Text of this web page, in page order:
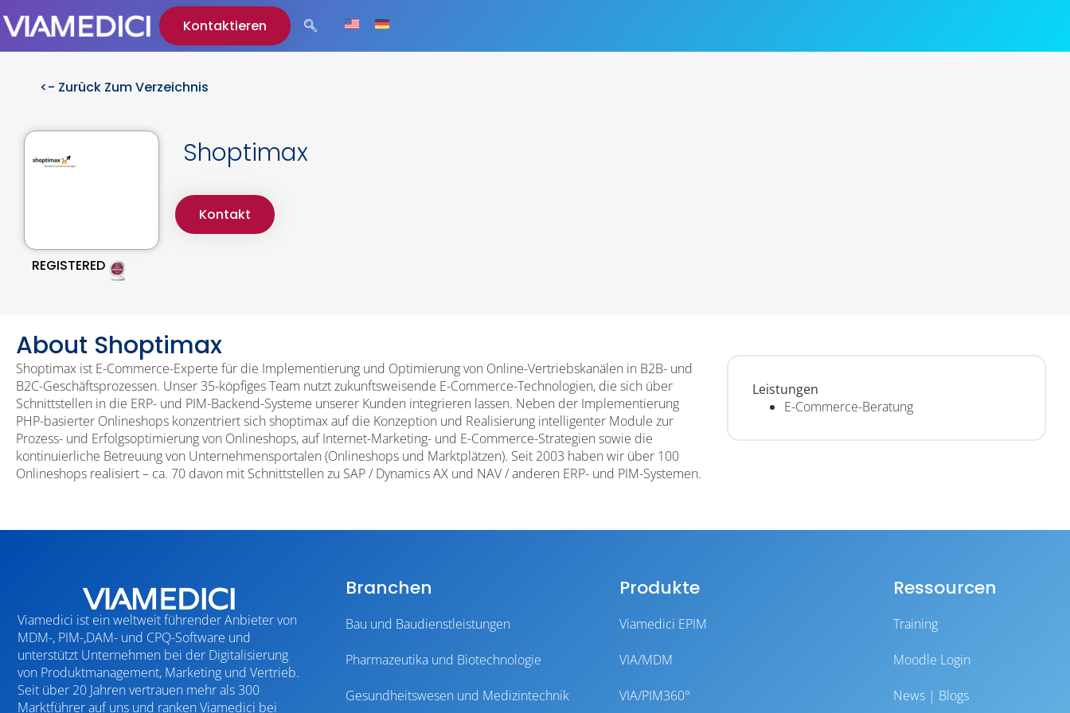
Kontaktieren
<- Zurück Zum Verzeichnis
REGISTERED
Shoptimax
Kontakt
About Shoptimax
Shoptimax ist E-Commerce-Experte für die Implementierung und Optimierung von Online-Vertriebskanälen in B2B- und
B2C-Geschäftsprozessen. Unser 35-köpfiges Team nutzt zukunftsweisende E-Commerce-Technologien, die sich über
Schnittstellen in die ERP- und PIM-Backend-Systeme unserer Kunden integrieren lassen. Neben der Implementierung
PHP-basierter Onlineshops konzentriert sich shoptimax auf die Konzeption und Realisierung intelligenter Module zur
Prozess- und Erfolgsoptimierung von Onlineshops, auf Internet-Marketing- und E-Commerce-Strategien sowie die
kontinuierliche Betreuung von Unternehmensportalen (Onlineshops und Marktplätzen). Seit 2003 haben wir über 100
Onlineshops realisiert – ca. 70 davon mit Schnittstellen zu SAP / Dynamics AX und NAV / anderen ERP- und PIM-Systemen.
Leistungen
E-Commerce-Beratung
Viamedici ist ein weltweit führender Anbieter von
MDM-, PIM-,DAM- und CPQ-Software und
unterstützt Unternehmen bei der Digitalisierung
von Produktmanagement, Marketing und Vertrieb.
Seit über 20 Jahren vertrauen mehr als 300
Marktführer auf uns und ranken Viamedici bei
Branchen
Bau und Baudienstleistungen
Pharmazeutika und Biotechnologie
Gesundheitswesen und Medizintechnik
Produkte
Viamedici EPIM
VIA/MDM
VIA/PIM360°
Ressourcen
Training
Moodle Login
News | Blogs